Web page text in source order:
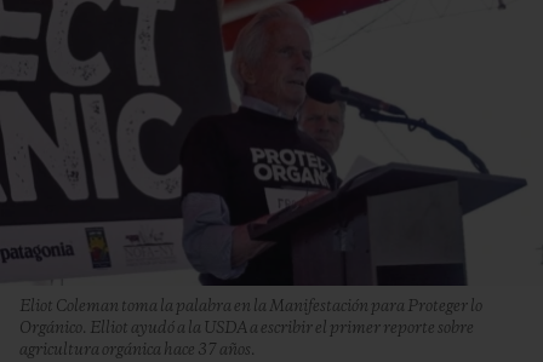
Eliot Coleman toma la palabra en la Manifestación para Proteger lo
Orgánico. Elliot ayudó a la USDA a escribir el primer reporte sobre
agricultura orgánica hace 37 años.